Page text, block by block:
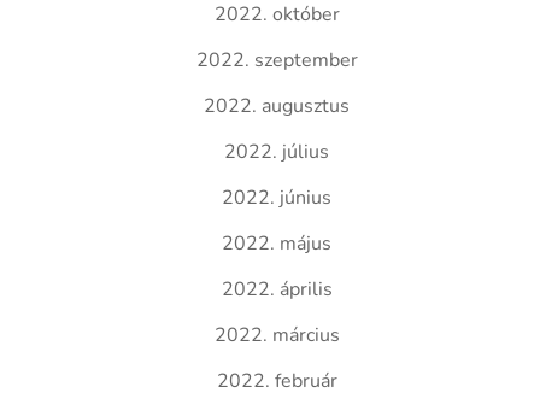
2022. október
2022. szeptember
2022. augusztus
2022. július
2022. június
2022. május
2022. április
2022. március
2022. február